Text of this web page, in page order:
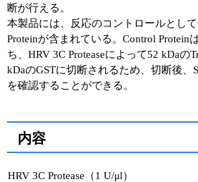
断が行える。
本製品には、反応のコントロールとして
Proteinが含まれている。Control Protein
ち、HRV 3C Proteaseによって52 kDaの
kDaのGSTに切断されるため、切断後、
を確認することができる。
内容
HRV 3C Protease（1 U/μl）